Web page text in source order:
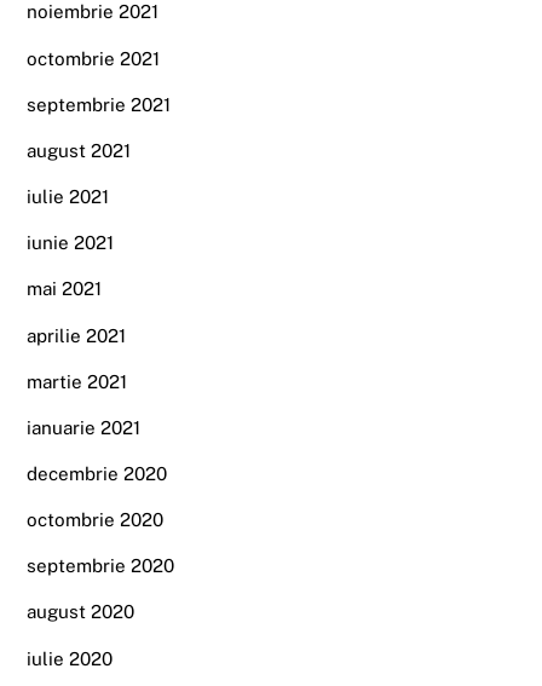
noiembrie 2021
octombrie 2021
septembrie 2021
august 2021
iulie 2021
iunie 2021
mai 2021
aprilie 2021
martie 2021
ianuarie 2021
decembrie 2020
octombrie 2020
septembrie 2020
august 2020
iulie 2020